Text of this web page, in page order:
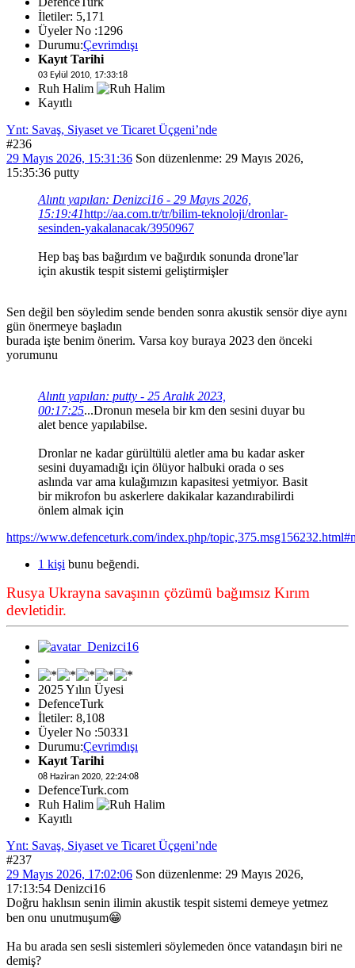
İletiler: 5,171
Üyeler No :1296
Durumu:Çevrimdışı
Kayıt Tarihi
03 Eylül 2010, 17:33:18
Ruh Halim
Kayıtlı
Ynt: Savaş, Siyaset ve Ticaret Üçgeni’nde
#236
29 Mayıs 2026, 15:31:36 Son düzenlenme: 29 Mayıs 2026,
15:35:36 putty
Alıntı yapılan: Denizci16 - 29 Mayıs 2026,
15:19:41http://aa.com.tr/tr/bilim-teknoloji/dronlar-
sesinden-yakalanacak/3950967
Hep baş bas bağırdım ve bağırdık sonunda drone'lar
için akustik tespit sistemi geliştirmişler
Sen değil ben söyledim sende benden sonra akustik sensör diye aynı
gün önermeye başladın
burada işte benim önerim. Varsa koy buraya 2023 den önceki
yorumunu
Alıntı yapılan: putty - 25 Aralık 2023,
00:17:25...Dronun mesela bir km den sesini duyar bu
alet bence yapılabilse.
Dronlar ne kadar gürültülü aletler ama bu kadar asker
sesini duyamadığı için ölüyor halbuki orada o ses
aslında var ama kulağımızın kapasitesi yetmiyor. Basit
bir mikrofon bu askerlere dakikalar kazandırabilirdi
önlem almak için
https://www.defenceturk.com/index.php/
1 kişi bunu beğendi.
Rusya Ukrayna savaşının çözümü bağımsız Kırım
devletidir.
2025 Yılın Üyesi
DefenceTurk
İletiler: 8,108
Üyeler No :50331
Durumu:Çevrimdışı
Kayıt Tarihi
08 Haziran 2020, 22:24:08
DefenceTurk.com
Ruh Halim
Kayıtlı
Ynt: Savaş, Siyaset ve Ticaret Üçgeni’nde
#237
29 Mayıs 2026, 17:02:06 Son düzenlenme: 29 Mayıs 2026,
17:13:54 Denizci16
Doğru haklısın senin ilimin akustik tespit sistemi demeye yetmez
ben onu unutmuşum😁
Ha bu arada sen sesli sistemleri söylemeden önce vatandaşın biri ne
demiş?